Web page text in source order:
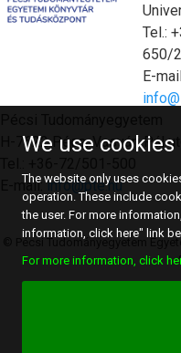
Tel.:
650/
E-
H-7622 Pécs, Vasvári Pál
E-mail:info@pte.hu
© Pécsi Tudományegyetem
We use
The website only uses
operation. These include
the user. For more
information, click here" link
For more information, click